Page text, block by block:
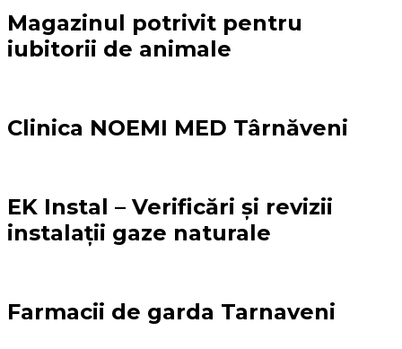
Magazinul potrivit pentru
iubitorii de animale
Clinica NOEMI MED Târnăveni
EK Instal – Verificări și revizii
instalații gaze naturale
Farmacii de garda Tarnaveni